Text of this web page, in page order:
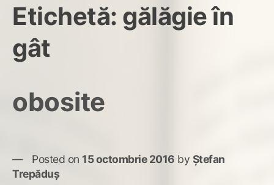
Etichetă: gălăgie în
gât
obosite
Posted on 15 octombrie 2016 by Ștefan
Trepăduș